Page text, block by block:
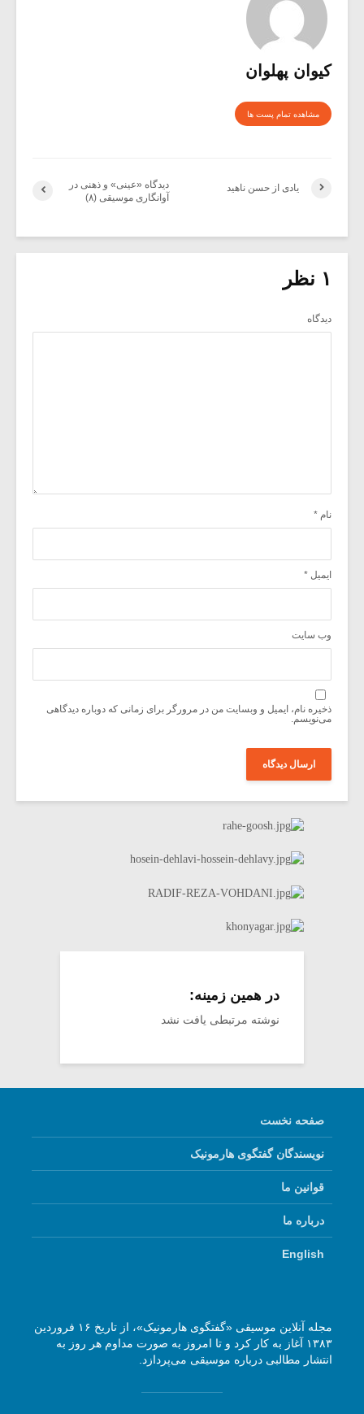
کیوان پهلوان
مشاهده تمام پست ها
دیدگاه «عینی» و ذهنی در
آوانگاری موسیقی (۸)
یادی از حسن ناهید
۱ نظر
دیدگاه
نام *
ایمیل *
وب‌ سایت
ذخیره نام، ایمیل و وبسایت من در مرورگر برای زمانی که دوباره دیدگاهی
می‌نویسم.
در همین زمینه:
نوشته مرتبطی یافت نشد
صفحه نخست
نویسندگان گفتگوی هارمونیک
قوانین ما
درباره ما
English
مجله آنلاین موسیقی «گفتگوی هارمونیک»، از تاریخ ۱۶ فروردین
۱۳۸۳ آغاز به کار کرد و تا امروز به صورت مداوم هر روز به
انتشار مطالبی درباره موسیقی می‌پردازد.